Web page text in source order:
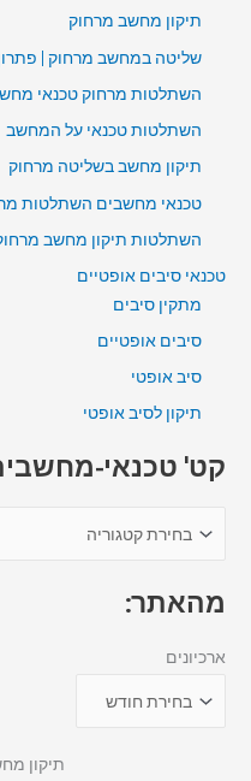
תיקון מחשב מרחוק
שליטה במחשב מרחוק | פתרון
השתלטות מרחוק טכנאי
השתלטות טכנאי על המחשב
תיקון מחשב בשליטה מרחוק
טכנאי מחשבים השתלטות
השתלטות תיקון מחשב
טכנאי סיבים אופטיים
מתקין סיבים
סיבים אופטיים
סיב אופטי
תיקון לסיב אופטי
קט' טכנאי-
מהאתר:
ארכיונים
תיקון